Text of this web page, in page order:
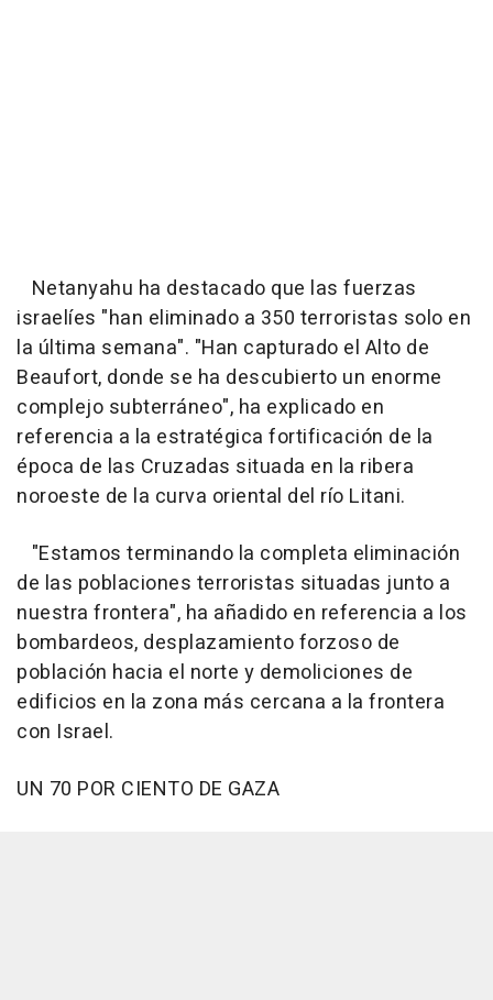
Netanyahu ha destacado que las fuerzas
israelíes "han eliminado a 350 terroristas solo en
la última semana". "Han capturado el Alto de
Beaufort, donde se ha descubierto un enorme
complejo subterráneo", ha explicado en
referencia a la estratégica fortificación de la
época de las Cruzadas situada en la ribera
noroeste de la curva oriental del río Litani.
"Estamos terminando la completa eliminación
de las poblaciones terroristas situadas junto a
nuestra frontera", ha añadido en referencia a los
bombardeos, desplazamiento forzoso de
población hacia el norte y demoliciones de
edificios en la zona más cercana a la frontera
con Israel.
UN 70 POR CIENTO DE GAZA